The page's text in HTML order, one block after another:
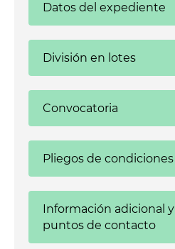
Datos del expediente
División en lotes
Convocatoria
Pliegos de condiciones
Información adicional y
puntos de contacto